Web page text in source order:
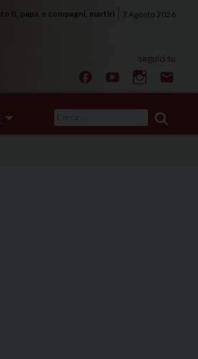
7 Agosto 2026
II, papa, e compagni, martiri
per: